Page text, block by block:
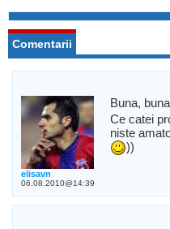
Comentarii
elisavn
06.08.2010@14:39
Buna,
Ce catei
niste
))